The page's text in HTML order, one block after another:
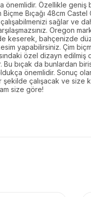
önemlidir. Özellikle geniş
Bıçağı 48cm
sağlar ve
Oregon
keserek, bahçenizde
yapabilirsiniz. Çim
özel dizayn edilmiş
Bu bıçak da bunlardan
önemlidir. Sonuç
şekilde çalışacak ve size
size göre!